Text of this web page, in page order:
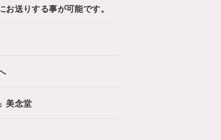
送りする事が可能です。
美念堂